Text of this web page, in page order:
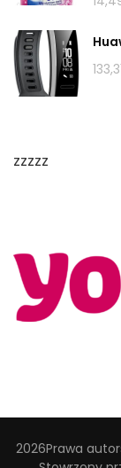
zzzzz
2026Prawa